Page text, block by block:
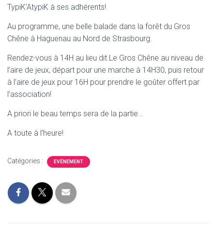
A
T
I
TypiK’AtypiK à ses adhérents!
Au programme, une belle balade dans la forêt du Gros
Chêne à Haguenau au Nord de Strasbourg.
Rendez-vous à 14H au lieu dit Le Gros Chêne au niveau de
l’aire de jeux, départ pour une marche à 14H30, puis retour
à l’aire de jeux pour 16H pour prendre le goûter offert par
l’association!
A priori le beau temps sera de la partie…
A toute à l’heure!
Catégories : EVÉNEMENT